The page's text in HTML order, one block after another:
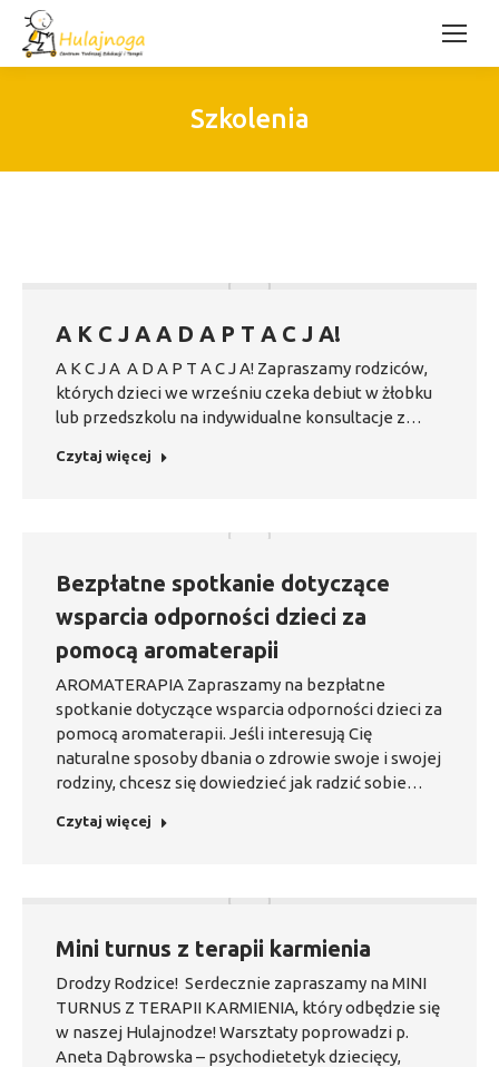
Szkolenia
A K C J A A D A P T A C J A!
A K C J A A D A P T A C J A! Zapraszamy rodziców,
których dzieci we wrześniu czeka debiut w żłobku
lub przedszkolu na indywidualne konsultacje z…
Czytaj więcej
Bezpłatne spotkanie dotyczące
wsparcia odporności dzieci za
pomocą aromaterapii
AROMATERAPIA Zapraszamy na bezpłatne
spotkanie dotyczące wsparcia odporności dzieci za
pomocą aromaterapii. Jeśli interesują Cię
naturalne sposoby dbania o zdrowie swoje i swojej
rodziny, chcesz się dowiedzieć jak radzić sobie…
Czytaj więcej
Mini turnus z terapii karmienia
Drodzy Rodzice! Serdecznie zapraszamy na MINI
TURNUS Z TERAPII KARMIENIA, który odbędzie się
w naszej Hulajnodze! Warsztaty poprowadzi p.
Aneta Dąbrowska – psychodietetyk dziecięcy,